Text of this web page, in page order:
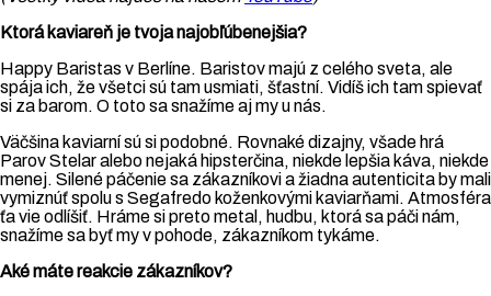
Ktorá kaviareň je tvoja najobľúbenejšia?
Happy Baristas v Berlíne. Baristov majú z celého sveta, ale
spája ich, že všetci sú tam usmiati, šťastní. Vidíš ich tam spievať
si za barom. O toto sa snažíme aj my u nás.
Väčšina kaviarní sú si podobné. Rovnaké dizajny, všade hrá
Parov Stelar alebo nejaká hipsterčina, niekde lepšia káva, niekde
menej. Silené páčenie sa zákazníkovi a žiadna autenticita by mali
vymiznúť spolu s Segafredo koženkovými kaviarňami. Atmosféra
ťa vie odlíšiť. Hráme si preto metal, hudbu, ktorá sa páči nám,
snažíme sa byť my v pohode, zákazníkom tykáme.
Aké máte reakcie zákazníkov?